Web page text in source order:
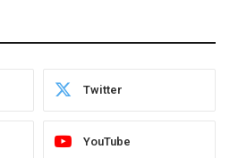
Twitter
YouTube